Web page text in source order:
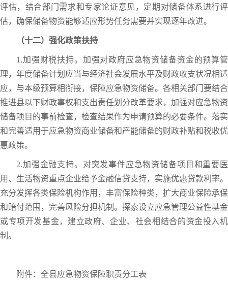
评估，结合部门需求和专家论证意见，定期对储备体系进行评
估，确保储备物资能够适应形势任务需要并实现逐年改进。
（十二）强化政策扶持
1.加强财税扶持。加强对政府应急物资储备资金的预算管
理，年度储备计划应当与经济社会发展水平及财政收支状况相适
应，与本级预算相衔接，保障应急物资储备。各相关部门要结合
推进县以下财政事权和支出责任划分改革要求，加强对应急物资
储备项目的事前检查，检查结果作为申请预算的必要条件。落实
和完善适用于应急物资商业储备和产能储备的财政补贴和税收优
惠政策。
2.加强金融支持。对突发事件应急物资储备项目和重要医
用、生活物资重点企业给予金融信贷支持，实施优惠贷款利率。
充分发挥各类保险机构作用，丰富保险种类，扩大商业保险承保
和赔付范围，完善风险分担机制。探索设立应急管理公益性基金
或专项开发基金，建立政府、企业、社会相结合的资金投入机
制。
附件：全县应急物资保障职责分工表